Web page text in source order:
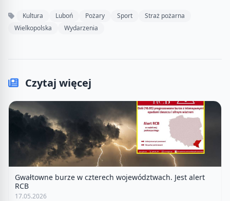
Kultura Luboń Pożary Sport
Straż pożarna
Wielkopolska
Wydarzenia
Czytaj więcej
Gwałtowne burze w czterech województwach. Jest alert
RCB
17.05.2026